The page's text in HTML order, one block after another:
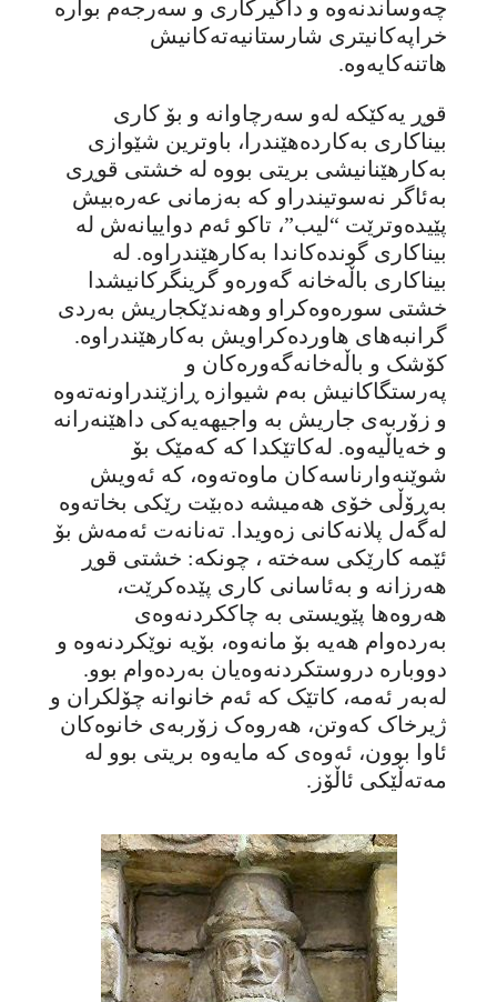
چەوساندنەوە و داگیرکاری و سەرجەم بوارە
خراپەکانیتری شارستانیەتەکانیش
هاتنەکایەوە.
قوڕ یەکێکە لەو سەرچاوانە و بۆ کاری
بیناکاری بەکاردەهێندرا، باوترین شێوازی
بەکار‌هێنانیشی بریتی بووە لە خشتی قوڕی
بەئاگر نەسوتیندراو کە بەزمانی عەرەبیش
پێیدەوترێت “لیب”، تاکو ئەم دواییانەش لە
بیناکاری گوندەکاندا بەکارهێندراوە. لە
بیناکاری باڵەخانە گەورەو گرینگرکانیشدا
خشتی سورەوەکراو وهەندێکجاریش بەردی
گرانبەهای هاوردەکراویش بەکارهێندراوە.
کۆشک و باڵەخانەگەورەکان و
پەرستگاکانیش بەم شیوازە ڕازێندراونەتەوە
و زۆربەی جاریش بە واجیهەیەکی داهێنەرانە
و خەیاڵیەوە. لەکاتێکدا کە کەمێک بۆ
شوێنەوارناسەکان ماوەتەوە، کە ئەویش
بەڕۆڵی خۆی هەمیشە دەبێت رێکی بخاتەوە
لەگەل پلانەکانی زەویدا. تەنانەت ئەمەش بۆ
ئێمە کارێکی سەختە ، چونکە: خشتی قوڕ
هەرزانە و بەئاسانی کاری پێدەکرێت،
هەروەها پێویستی بە چاککردنەوەی
بەردەوام هەیە بۆ مانەوە، بۆیە نوێکردنەوە و
دووبارە دروستکردنەوەیان بەردەوام بوو.
لەبەر ئەمە، کاتێک کە ئەم خانوانە چۆلکران و
ژیرخاک کەوتن، هەروەک زۆربەی خانوەکان
ئاوا بوون، ئەوەی کە مایەوە بریتی بوو لە
مەتەڵێکی ئاڵۆز.